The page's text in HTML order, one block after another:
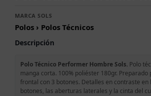
MARCA SOLS
Polos › Polos Técnicos
Descripción
Polo Técnico Performer Hombre Sols. Polo
manga corta. 100% poliéster 180gr. Preparado
frontal con 3 botones. Detalles en contraste en
botones, las aberturas laterales y la cinta del